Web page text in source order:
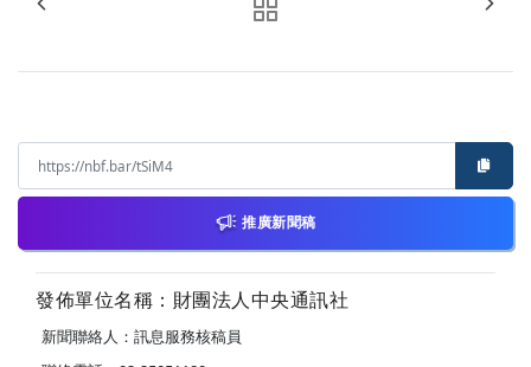
推廣新聞稿
發佈單位名稱：財團法人中央通訊社
新聞聯絡人：訊息服務核稿員